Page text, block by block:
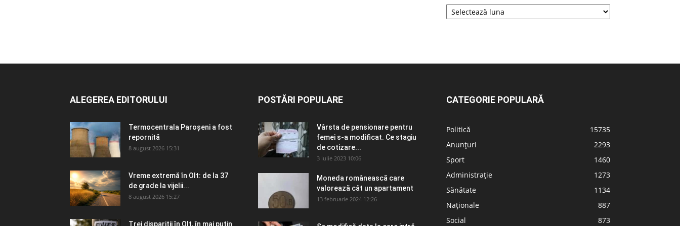
ALEGEREA EDITORULUI
Termocentrala Paroșeni a fost
repornită
8 august 2026 15:31
Vreme extremă în Olt: de la 37
de grade la vijelii...
8 august 2026 15:27
Trei dispariții în Olt, în mai puțin
POSTĂRI POPULARE
Vârsta de pensionare pentru
femei s-a modificat. Ce stagiu
de cotizare...
3 iulie 2023 10:06
Moneda românească care
valorează cât un apartament
13 februarie 2024 12:26
CATEGORIE POPULARĂ
Politică
15735
Anunțuri
2293
Sport
1460
Administrație
1273
Sănătate
1134
Naționale
887
Social
873